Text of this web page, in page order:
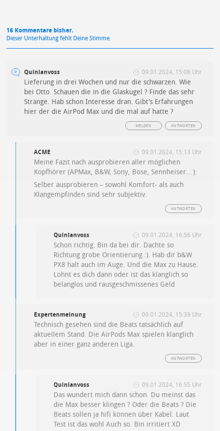
16 Kommentare bisher.
Dieser Unterhaltung fehlt Deine Stimme.
Quinlanvoss 09.01.2024, 15:06 Uhr
Lieferung in drei Wochen und nur die schwarzen. Wie
bei Otto. Schauen die in die Glaskugel ? Finde das sehr
Strange. Hab schon Interesse dran. Gibt’s Erfahrungen
hier der die AirPod Max und die mal auf hatte ?
ANTWORTEN
MELDEN
ACME 09.01.2024, 15:13 Uhr
Meine Fazit nach ausprobieren aller möglichen
Kopfhörer (APMax, B&W, Sony, Bose, Sennheiser…):
Selber ausprobieren – sowohl Komfort- als auch
Klangempfinden sind sehr subjektiv.
ANTWORTEN
Quinlanvoss 09.01.2024, 16:56 Uhr
Schon richtig. Bin da bei dir. Dachte so
Richtung grobe Orientierung :). Hab dir b&W
PX8 halt auch im Auge. Und die Max zu Hause.
Lohnt es dich dann oder ist das klanglich so
belanglos und rausgeschmissenes Geld
Expertenmeinung 09.01.2024, 15:39 Uhr
Technisch gesehen sind die Beats tatsächlich auf
aktuellem Stand. Die AirPods Max spielen klanglich
aber in einer ganz anderen Liga.
ANTWORTEN
Quinlanvoss 09.01.2024, 16:55 Uhr
Das wundert mich dann schon. Du meinst das
die Max besser klingen ? Oder die Beats ? Die
Beats sollen ja hifi können über Kabel. Laut
Test ist das wohl Auch so. Bin irritiert XD